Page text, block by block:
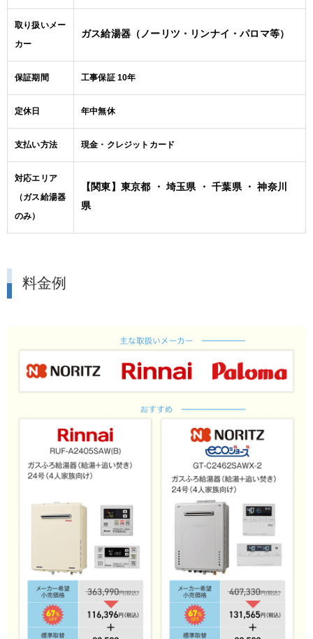
取り扱いメー
カー
ガス給湯器（ノーリツ・リンナイ・パロマ等）
保証期間 工事保証 10年
定休日 年中無休
支払い方法 現金・クレジットカード
対応エリア
（ガス給湯器
のみ）
【関東】東京都 ・ 埼玉県 ・ 千葉県 ・ 神奈川
県
料金例